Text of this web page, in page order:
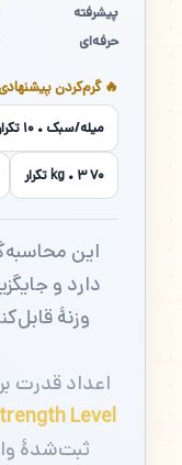
پیشرفته
حرفه‌ای
🔥 گرم‌کردن
میله/سبک • ۱۰ تکرار
۷۰ kg • ۳ تکرار
این
دارد و
وزنهٔ
اعداد قدرت
Level
ثبت‌شدهٔ